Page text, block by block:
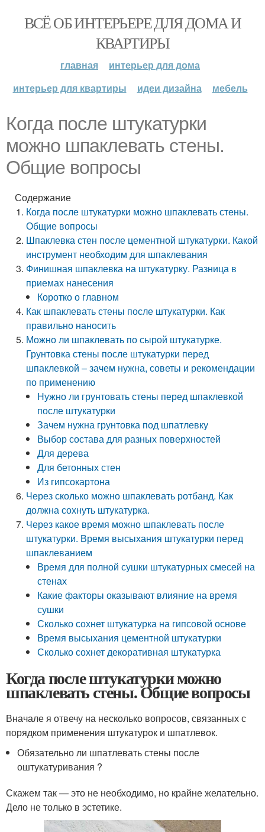
ВСЁ ОБ ИНТЕРЬЕРЕ ДЛЯ ДОМА И
КВАРТИРЫ
главная
интерьер для дома
интерьер для квартиры
идеи дизайна мебель
Когда после штукатурки
можно шпаклевать стены.
Общие вопросы
Содержание
Когда после штукатурки можно шпаклевать стены.
Общие вопросы
Шпаклевка стен после цементной штукатурки. Какой
инструмент необходим для шпаклевания
Финишная шпаклевка на штукатурку. Разница в
приемах нанесения
Коротко о главном
Как шпаклевать стены после штукатурки. Как
правильно наносить
Можно ли шпаклевать по сырой штукатурке.
Грунтовка стены после штукатурки перед
шпаклевкой – зачем нужна, советы и рекомендации
по применению
Нужно ли грунтовать стены перед шпаклевкой
после штукатурки
Зачем нужна грунтовка под шпатлевку
Выбор состава для разных поверхностей
Для дерева
Для бетонных стен
Из гипсокартона
Через сколько можно шпаклевать ротбанд. Как
должна сохнуть штукатурка.
Через какое время можно шпаклевать после
штукатурки. Время высыхания штукатурки перед
шпаклеванием
Время для полной сушки штукатурных смесей на
стенах
Какие факторы оказывают влияние на время
сушки
Сколько сохнет штукатурка на гипсовой основе
Время высыхания цементной штукатурки
Сколько сохнет декоративная штукатурка
Когда после штукатурки можно
шпаклевать стены. Общие вопросы
Вначале я отвечу на несколько вопросов, связанных с
порядком применения штукатурок и шпатлевок.
Обязательно ли шпатлевать стены после
оштукатуривания ?
Скажем так — это не необходимо, но крайне желательно.
Дело не только в эстетике.